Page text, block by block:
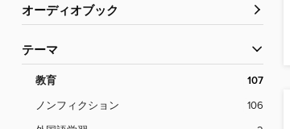
オーディオブック
テーマ
教育 107
ノンフィクション
106